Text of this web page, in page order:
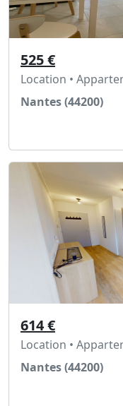
525 €
Location •
Nantes (44200)
614 €
Location •
Nantes (44200)